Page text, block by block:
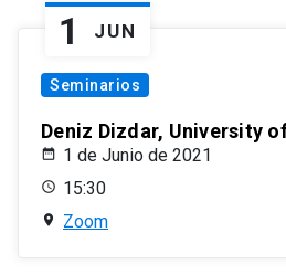
1 JUN
Seminarios
Deniz Dizdar, University
1 de Junio de 2021
15:30
Zoom